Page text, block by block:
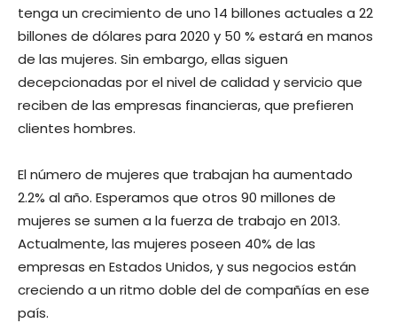
tenga un crecimiento de uno 14 billones actuales a 22
billones de dólares para 2020 y 50 % estará en manos
de las mujeres. Sin embargo, ellas siguen
decepcionadas por el nivel de calidad y servicio que
reciben de las empresas financieras, que prefieren
clientes hombres.
El número de mujeres que trabajan ha aumentado
2.2% al año. Esperamos que otros 90 millones de
mujeres se sumen a la fuerza de trabajo en 2013.
Actualmente, las mujeres poseen 40% de las
empresas en Estados Unidos, y sus negocios están
creciendo a un ritmo doble del de compañías en ese
país.